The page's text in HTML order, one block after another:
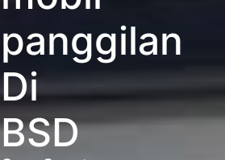
panggilan
Di
BSD